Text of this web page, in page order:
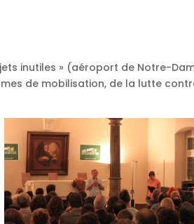
inutiles » (aéroport de Notre-
de mobilisation, de la lutte